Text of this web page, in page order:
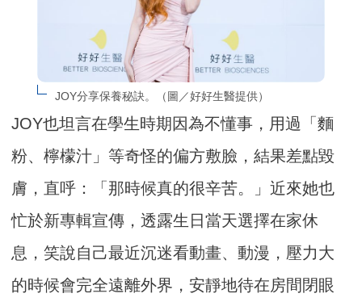
JOY分享保養秘訣。（圖／好好生醫提供）
JOY也坦言在學生時期因為不懂事，用過「麵
粉、檸檬汁」等奇怪的偏方敷臉，結果差點毀
膚，直呼：「那時候真的很辛苦。」近來她也
忙於新專輯宣傳，透露生日當天選擇在家休
息，笑說自己最近沉迷看動畫、動漫，壓力大
的時候會完全遠離外界，安靜地待在房間閉眼